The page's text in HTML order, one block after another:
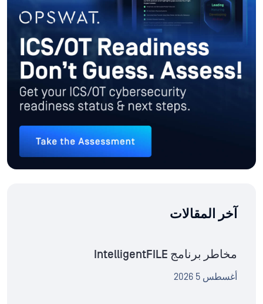
آخر المقالات
مخاطر برنامج IntelligentFILE
أغسطس 5 2026